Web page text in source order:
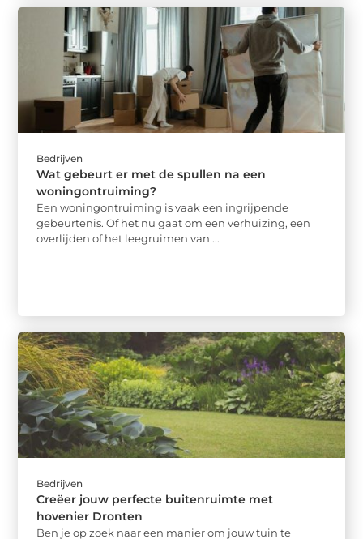
Bedrijven
Wat gebeurt er met de spullen na een
woningontruiming?
Een woningontruiming is vaak een ingrijpende
gebeurtenis. Of het nu gaat om een verhuizing, een
overlijden of het leegruimen van ...
Bedrijven
Creëer jouw perfecte buitenruimte met
hovenier Dronten
Ben je op zoek naar een manier om jouw tuin te